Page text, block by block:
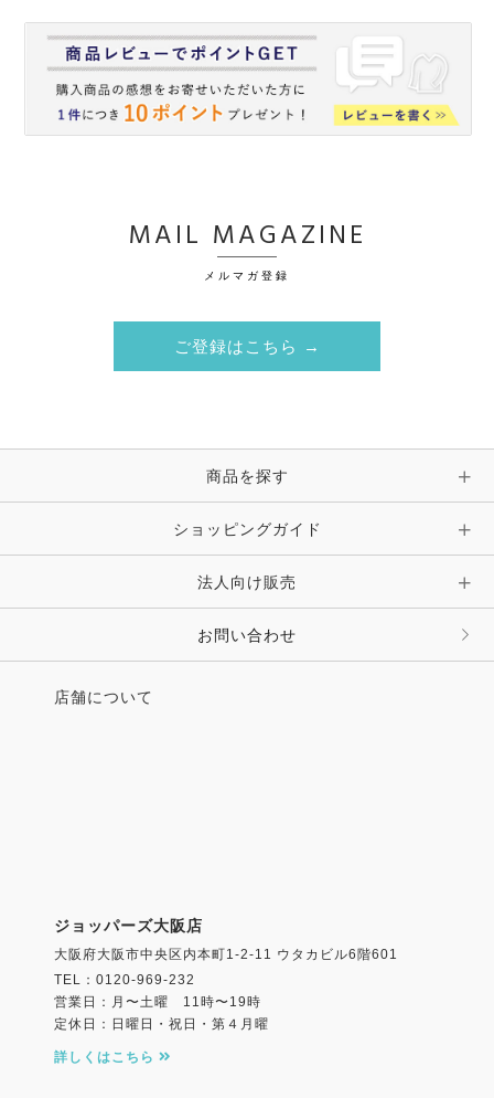
MAIL MAGAZINE
メルマガ登録
ご登録はこちら →
商品を探す
ショッピングガイド
法人向け販売
お問い合わせ
店舗について
ジョッパーズ大阪店
大阪府大阪市中央区内本町1-2-11 ウタカビル6階601
TEL：0120-969-232
営業日：月〜土曜 11時〜19時
定休日：日曜日・祝日・第４月曜
詳しくはこちら